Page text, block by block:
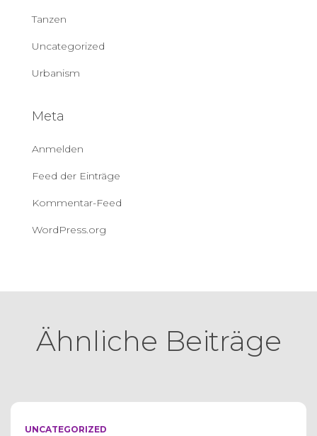
Tanzen
Uncategorized
Urbanism
Meta
Anmelden
Feed der Einträge
Kommentar-Feed
WordPress.org
Ähnliche Beiträge
UNCATEGORIZED